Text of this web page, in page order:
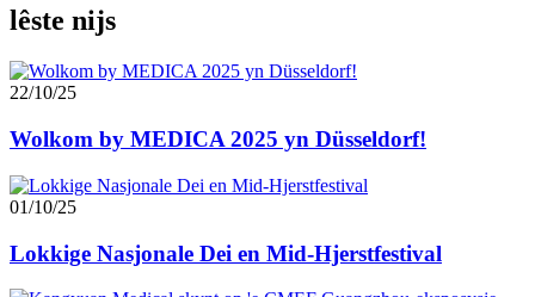
lêste nijs
22/10/25
Wolkom by MEDICA 2025 yn Düsseldorf!
01/10/25
Lokkige Nasjonale Dei en Mid-Hjerstfestival